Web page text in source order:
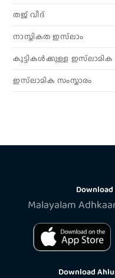
തജ് വീദ്
നാസ്തികത ഇസ്‌ലാം
കുട്ടികൾക്കുള്ള ഇസ്‌ലാമിക
ഇസ്‌ലാമിക സംസ്കാരം
Malayalam
Download